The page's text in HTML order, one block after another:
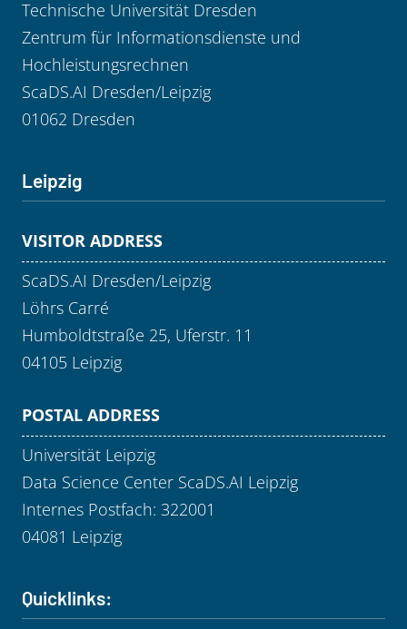
Technische Universität Dresden
Zentrum für Informationsdienste und
Hochleistungsrechnen
ScaDS.AI Dresden/Leipzig
01062 Dresden
Leipzig
VISITOR ADDRESS
ScaDS.AI Dresden/Leipzig
Löhrs Carré
Humboldtstraße 25, Uferstr. 11
04105 Leipzig
POSTAL ADDRESS
Universität Leipzig
Data Science Center ScaDS.AI Leipzig
Internes Postfach: 322001
04081 Leipzig
Quicklinks: